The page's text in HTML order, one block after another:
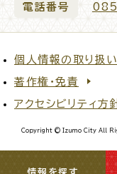
市役所へのアクセ
各課へのお問い
情報を探す
電話番号
個人情報の取り扱い
著作権・免責
アクセシビリティ方
Copyright © Izumo City All